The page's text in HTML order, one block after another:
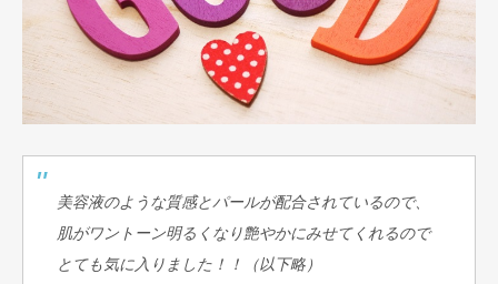
美容液のような質感とパールが配合されているので、
肌がワントーン明るくなり艶やかにみせてくれるので
とても気に入りました！！（以下略）